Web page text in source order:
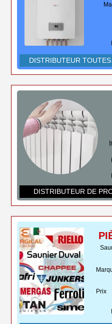
DISTRIBUTEUR
DISTRIBUTEUR DE